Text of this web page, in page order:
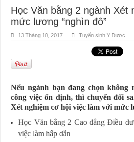
Học Văn bằng 2 ngành Xét
mức lương “nghìn đô”
13 Tháng 10, 2017 Tuyển sinh Y Dược
Nếu ngành bạn đang chọn không
công việc ổn định, thì chuyển đổi
Xét nghiệm cơ hội việc làm với mức
Học Văn bằng 2 Cao đẳng Điều
việc làm hấp dẫn